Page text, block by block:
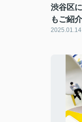
渋谷区
もご紹介
2025.01.14